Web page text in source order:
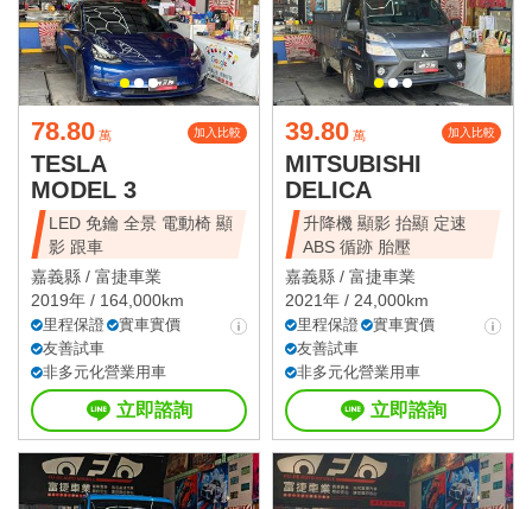
78.80 萬 加入比較
TESLA
MODEL 3
LED 免鑰 全景 電動椅 顯
影 跟車
嘉義縣 / 富捷車業
2019年 / 164,000km
里程保證
實車實價
友善試車
非多元化營業用車
立即諮詢
39.80 萬 加入比較
MITSUBISHI
DELICA
升降機 顯影 抬顯 定速
ABS 循跡 胎壓
嘉義縣 / 富捷車業
2021年 / 24,000km
里程保證
實車實價
友善試車
非多元化營業用車
立即諮詢